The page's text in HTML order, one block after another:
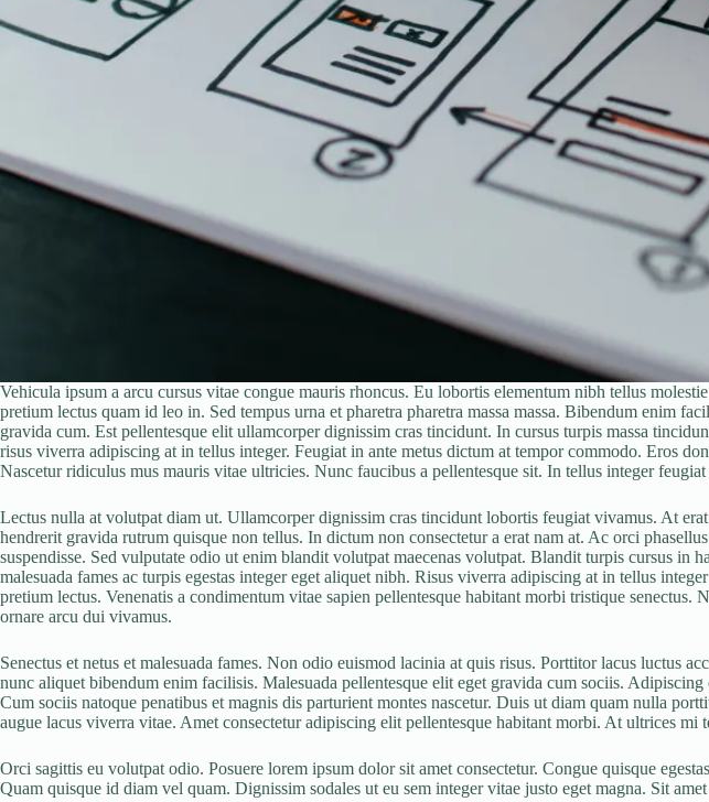
Vehicula ipsum a arcu cursus vitae congue mauris rhoncus. Eu lobortis elementum nibh tellus
pretium lectus quam id leo in. Sed tempus urna et pharetra pharetra massa massa. Bibendum enim
gravida cum. Est pellentesque elit ullamcorper dignissim cras tincidunt. In cursus turpis massa
risus viverra adipiscing at in tellus integer. Feugiat in ante metus dictum at tempor commodo. Eros
Nascetur ridiculus mus mauris vitae ultricies. Nunc faucibus a pellentesque sit. In tellus integer feugiat
Lectus nulla at volutpat diam ut. Ullamcorper dignissim cras tincidunt lobortis feugiat vivamus. At
hendrerit gravida rutrum quisque non tellus. In dictum non consectetur a erat nam at. Ac orci
suspendisse. Sed vulputate odio ut enim blandit volutpat maecenas volutpat. Blandit turpis cursus
malesuada fames ac turpis egestas integer eget aliquet nibh. Risus viverra adipiscing at in tellus
pretium lectus. Venenatis a condimentum vitae sapien pellentesque habitant morbi tristique
ornare arcu dui vivamus.
Senectus et netus et malesuada fames. Non odio euismod lacinia at quis risus. Porttitor lacus luctus
nunc aliquet bibendum enim facilisis. Malesuada pellentesque elit eget gravida cum sociis.
Cum sociis natoque penatibus et magnis dis parturient montes nascetur. Duis ut diam quam nulla
augue lacus viverra vitae. Amet consectetur adipiscing elit pellentesque habitant morbi. At ultrices
Orci sagittis eu volutpat odio. Posuere lorem ipsum dolor sit amet consectetur. Congue quisque
Quam quisque id diam vel quam. Dignissim sodales ut eu sem integer vitae justo eget magna. Sit